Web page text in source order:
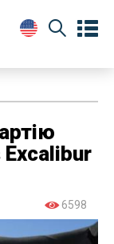
Excalibur
6598